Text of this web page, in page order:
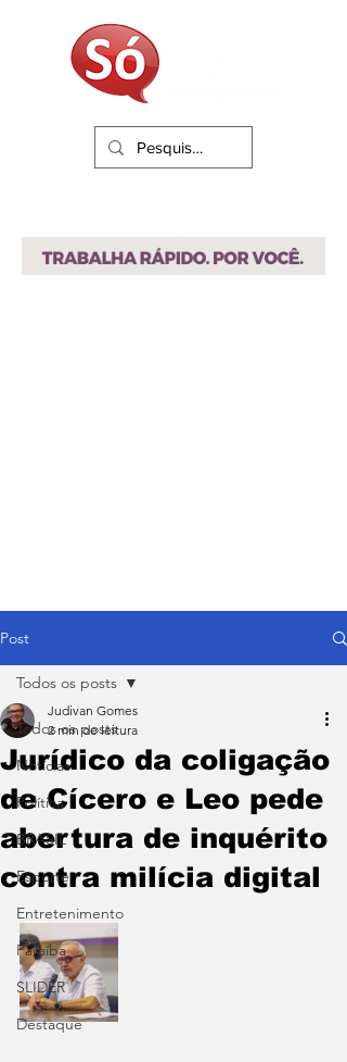
Post
Todos os posts
Notícias
Política
BRASIL
Esporte
Entretenimento
Paraíba
SLIDER
Destaque
Todos os posts
Jurídico da coligação
de Cícero e Leo pede
abertura de inquérito
contra milícia digital
Judivan Gomes
2 min de leitura